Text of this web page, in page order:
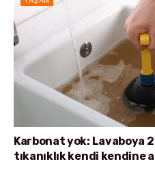
Karbonat yok: Lavaboya 2
tıkanıklık kendi kendine